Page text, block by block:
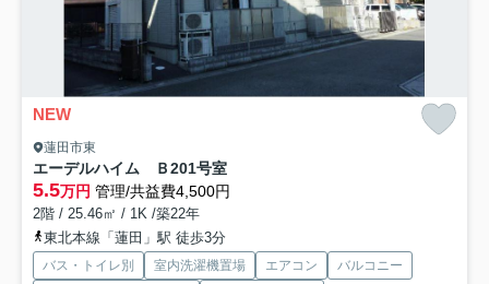
NEW
蓮田市東
エーデルハイム Ｂ201号室
5.5万円 管理/共益費4,500円
2階 / 25.46㎡ / 1K /築22年
東北本線「蓮田」駅 徒歩3分
バス・トイレ別 室内洗濯機置場 エアコン
バルコニー